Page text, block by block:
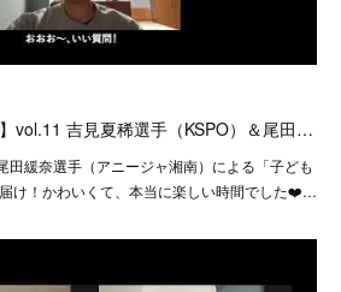
vol.11 吉見夏稀選手（KSPO）＆尾田…
田緩奈選手（アニージャ湘南）による「子ども
け！かわいくて、本当に楽しい時間でした❤️…